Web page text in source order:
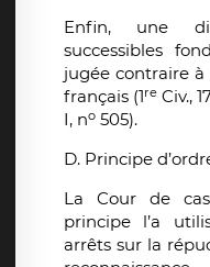
Enfin, une
successibles
jugée contraire
français (1re Civ.,
I, no 505).
D. Principe
La Cour de
principe l’a
arrêts sur la